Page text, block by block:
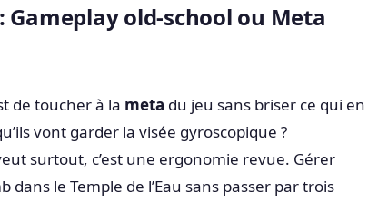
: Gameplay old-school ou Meta
de toucher à la meta du jeu sans briser ce qui en
vont garder la visée gyroscopique ?
surtout, c’est une ergonomie revue. Gérer
dans le Temple de l’Eau sans passer par trois